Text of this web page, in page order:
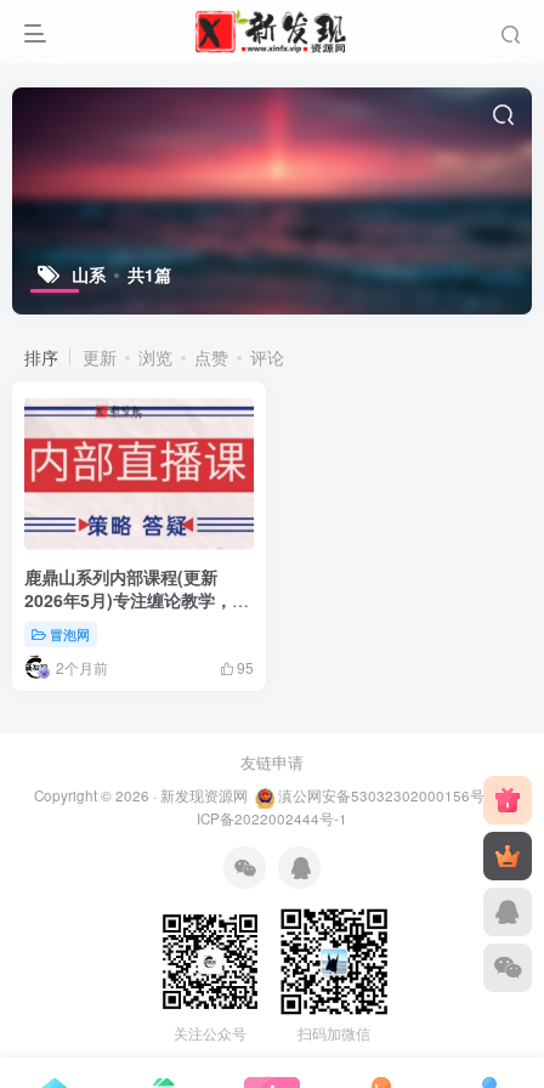
山系 共1篇
排序 更新 浏览 点赞 评论
鹿鼎山系列内部课程(更新
2026年5月)专注缠论教学，行
情分析、学习答疑、机会提
示、实操讲解
冒泡网
2个月前 95
友链申请
Copyright © 2026 · 新发现资源网 滇公网安备53032302000156号
滇
ICP备2022002444号-1
关注公众号 扫码加微信